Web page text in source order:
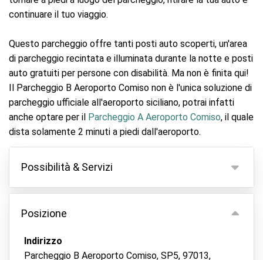
continuare il tuo viaggio.
Questo parcheggio offre tanti posti auto scoperti, un'area
di parcheggio recintata e illuminata durante la notte e posti
auto gratuiti per persone con disabilità. Ma non è finita qui!
Il Parcheggio B Aeroporto Comiso non è l'unica soluzione di
parcheggio ufficiale all'aeroporto siciliano, potrai infatti
anche optare per il Parcheggio A Aeroporto Comiso, il quale
dista solamente 2 minuti a piedi dall'aeroporto.
Possibilità & Servizi
Possibilità
Parcheggio coperto
Tieni le tue chiavi
Posizione
Indirizzo
Parcheggio B Aeroporto Comiso, SP5, 97013,